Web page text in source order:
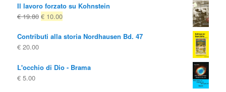
originale
era:
attuale
è:
Il lavoro forzato su Kohnstein
€19.80 Il
originale
€ 10.00Il
attuale
Contributi alla storia Nordhausen Bd. 47
€ 20.00
L'occhio di Dio - Brama
€ 5.00